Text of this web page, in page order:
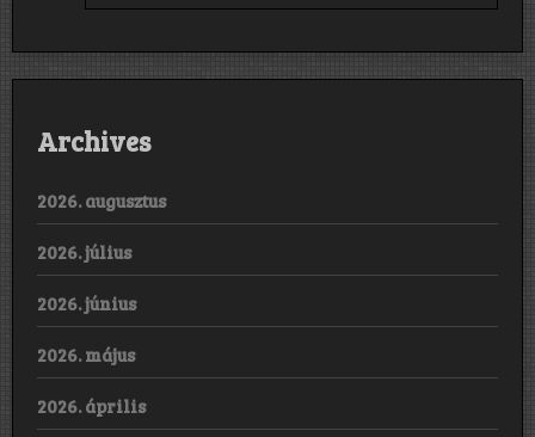
Archives
2026. augusztus
2026. július
2026. június
2026. május
2026. április